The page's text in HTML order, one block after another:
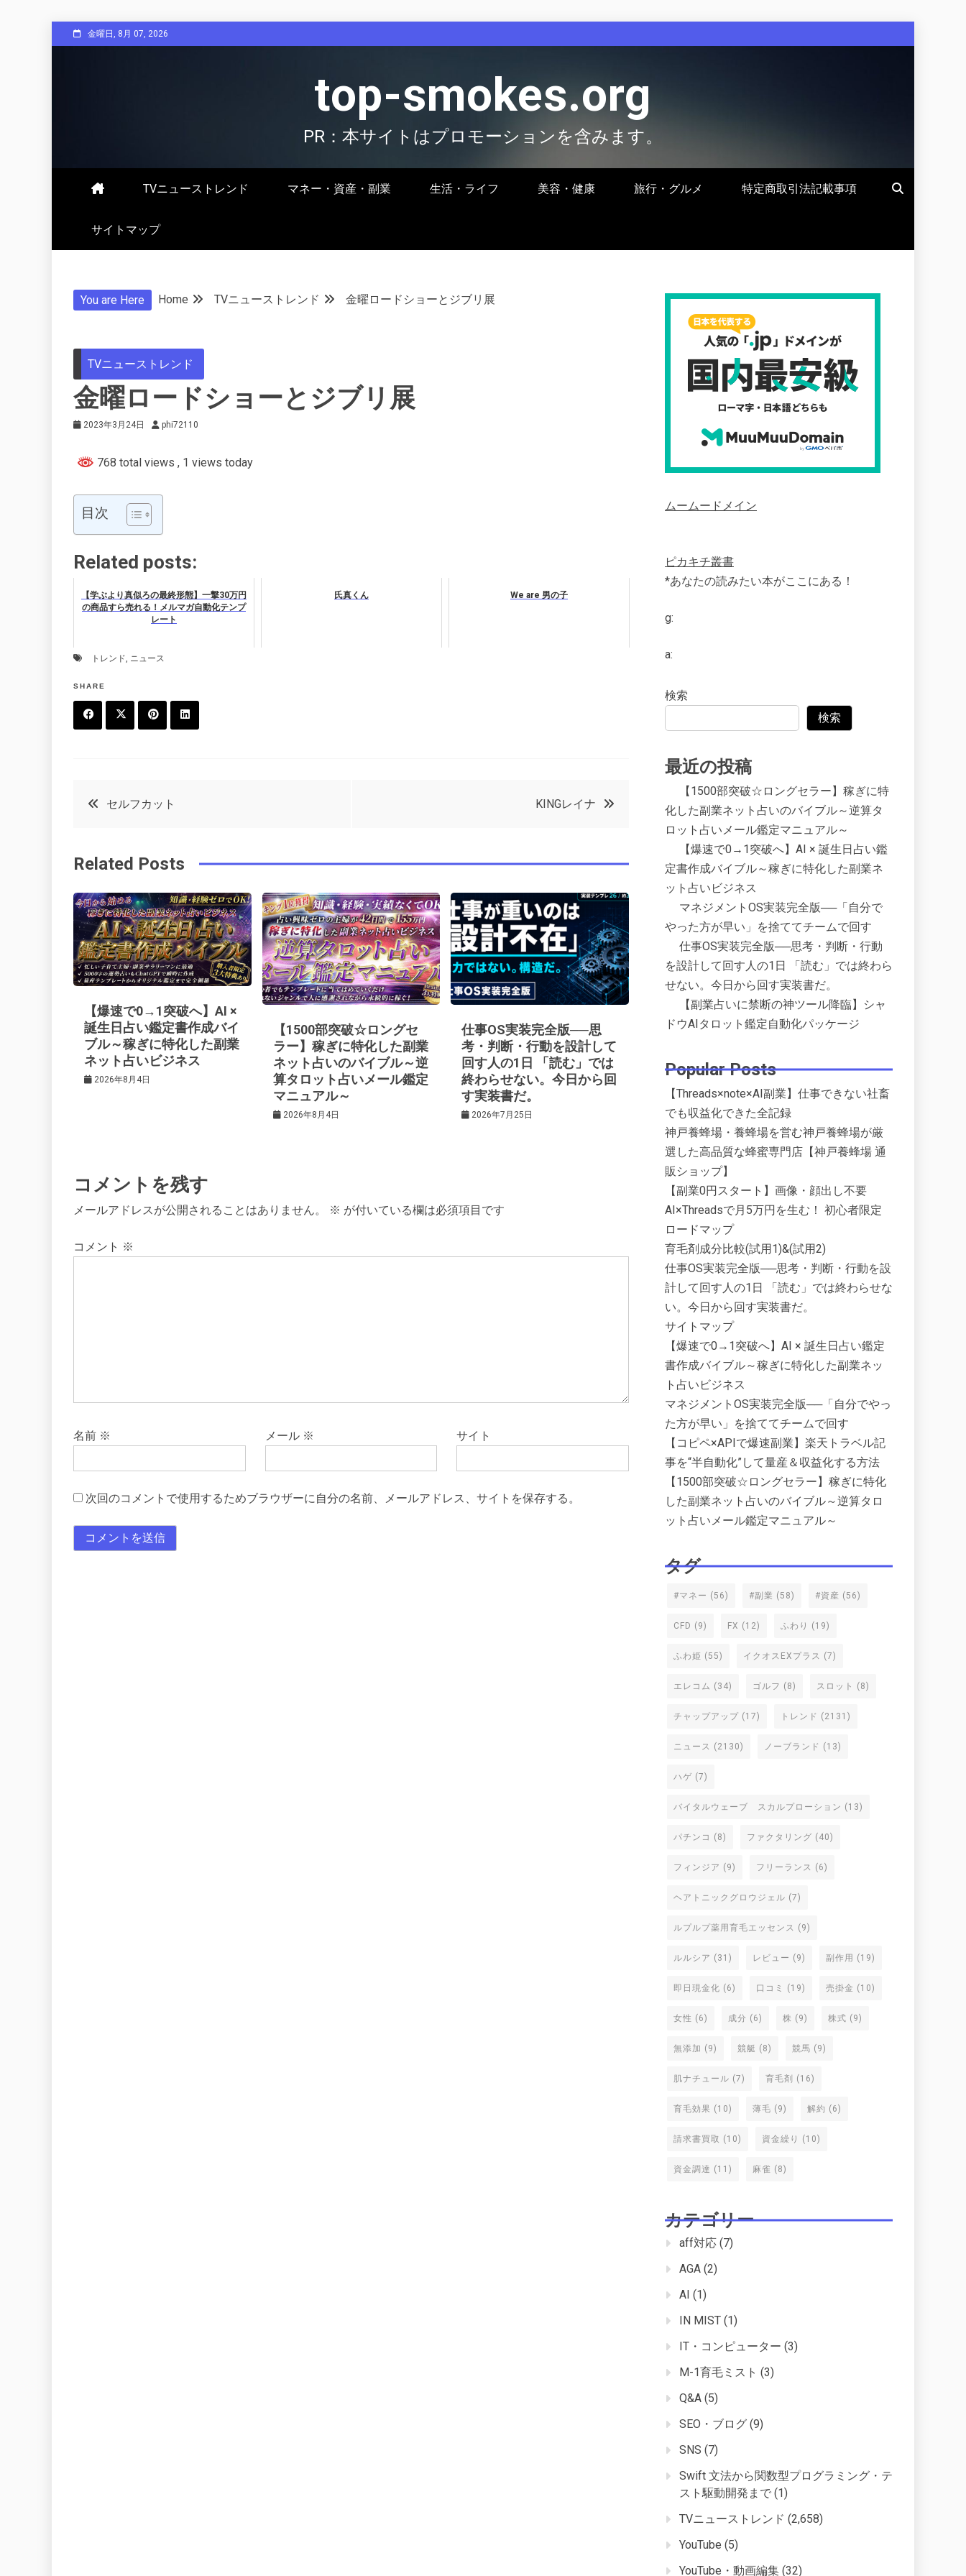
to
金曜日, 8月 07, 2026
top-smokes.org
PR：本サイトはプロモーションを含みます。
TVニューストレンド マネー・資産・副業 生活・ライフ 美容・健康 旅行・グルメ 特定商取引法記載事項
サイトマップ
You are Here Home TVニューストレンド 金曜ロードショーとジブリ展
TVニューストレンド
金曜ロードショーとジブリ展
2023年3月24日 phi72110
768 total views , 1 views today
目次
Related posts:
【学ぶより真似ろの最終形態】一撃30万円
の商品すら売れる！メルマガ自動化テンプ
レート
氏真くん We are 男の子
トレンド, ニュース
SHARE
o
k
t
r
e
e
t
in
投
ナ
ビ
ゲ
ー
シ
ョ
セルフカット KINGレイナ
Related Posts
【爆速で0→1突破へ】AI ×
誕生日占い鑑定書作成バイ
ブル～稼ぎに特化した副業
ネット占いビジネス
2026年8月4日
【1500部突破☆ロングセ
ラー】稼ぎに特化した副業
ネット占いのバイブル～逆
算タロット占いメール鑑定
マニュアル～
2026年8月4日
仕事OS実装完全版──思
考・判断・行動を設計して
回す人の1日 「読む」では
終わらせない。今日から回
す実装書だ。
2026年7月25日
コメントを残す
メールアドレスが公開されることはありません。 ※ が付いている欄は必須項目です
コメント ※
名前 ※ メール ※ サイト
次回のコメントで使用するためブラウザーに自分の名前、メールアドレス、サイトを保存する。
ムームードメイン
ピカキチ叢書
*あなたの読みたい本がここにある！
g:
a:
検索
検索
最近の投稿
【1500部突破☆ロングセラー】稼ぎに特
化した副業ネット占いのバイブル～逆算タ
ロット占いメール鑑定マニュアル～
【爆速で0→1突破へ】AI × 誕生日占い鑑
定書作成バイブル～稼ぎに特化した副業ネ
ット占いビジネス
マネジメントOS実装完全版──「自分で
やった方が早い」を捨ててチームで回す
仕事OS実装完全版──思考・判断・行動
を設計して回す人の1日 「読む」では終わら
せない。今日から回す実装書だ。
【副業占いに禁断の神ツール降臨】シャ
ドウAIタロット鑑定自動化パッケージ
Popular Posts
【Threads×note×AI副業】仕事できない社畜
でも収益化できた全記録
神戸養蜂場・養蜂場を営む神戸養蜂場が厳
選した高品質な蜂蜜専門店【神戸養蜂場 通
販ショップ】
【副業0円スタート】画像・顔出し不要
AI×Threadsで月5万円を生む！ 初心者限定
ロードマップ
育毛剤成分比較(試用1)&(試用2)
仕事OS実装完全版──思考・判断・行動を設
計して回す人の1日 「読む」では終わらせな
い。今日から回す実装書だ。
サイトマップ
【爆速で0→1突破へ】AI × 誕生日占い鑑定
書作成バイブル～稼ぎに特化した副業ネッ
ト占いビジネス
マネジメントOS実装完全版──「自分でやっ
た方が早い」を捨ててチームで回す
【コピペ×APIで爆速副業】楽天トラベル記
事を“半自動化”して量産＆収益化する方法
【1500部突破☆ロングセラー】稼ぎに特化
した副業ネット占いのバイブル～逆算タロ
ット占いメール鑑定マニュアル～
タグ
#マネー (56) #副業 (58) #資産 (56)
CFD (9) FX (12) ふわり (19)
ふわ姫 (55) イクオスEXプラス (7)
エレコム (34) ゴルフ (8) スロット (8)
チャップアップ (17) トレンド (2131)
ニュース (2130) ノーブランド (13)
ハゲ (7)
バイタルウェーブ スカルプローション (13)
パチンコ (8) ファクタリング (40)
フィンジア (9) フリーランス (6)
ヘアトニックグロウジェル (7)
ルプルプ薬用育毛エッセンス (9)
ルルシア (31) レビュー (9) 副作用 (19)
即日現金化 (6) 口コミ (19) 売掛金 (10)
女性 (6) 成分 (6) 株 (9) 株式 (9)
無添加 (9) 競艇 (8) 競馬 (9)
肌ナチュール (7) 育毛剤 (16)
育毛効果 (10) 薄毛 (9) 解約 (6)
請求書買取 (10) 資金繰り (10)
資金調達 (11) 麻雀 (8)
カテゴリー
aff対応 (7)
AGA (2)
AI (1)
IN MIST (1)
IT・コンピューター (3)
M-1育毛ミスト (3)
Q&A (5)
SEO・ブログ (9)
SNS (7)
Swift 文法から関数型プログラミング・テ
スト駆動開発まで (1)
TVニューストレンド (2,658)
YouTube (5)
YouTube・動画編集 (32)